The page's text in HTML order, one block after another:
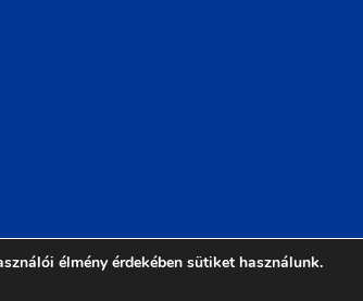
2023 | Minden jog
élmény érdekében sütiket használunk.